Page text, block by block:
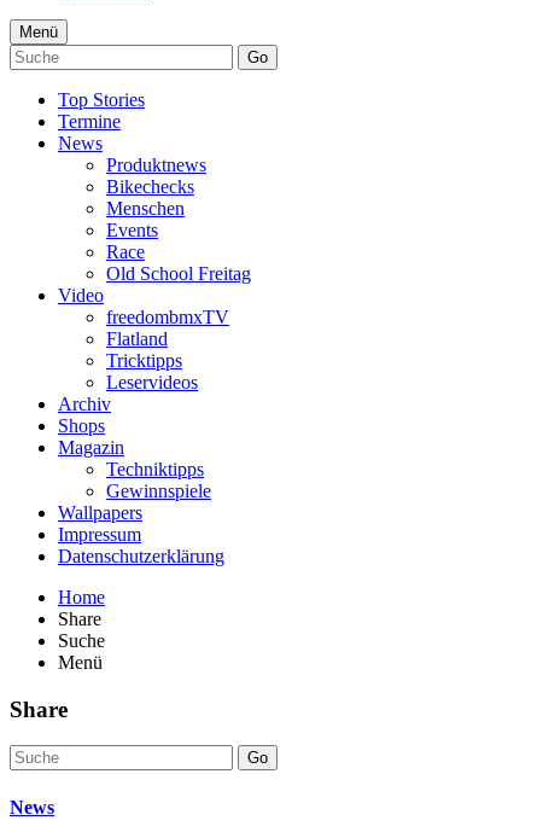
Menü
Go
Top Stories
Termine
News
Produktnews
Bikechecks
Menschen
Events
Race
Old School Freitag
Video
freedombmxTV
Flatland
Tricktipps
Leservideos
Archiv
Shops
Magazin
Techniktipps
Gewinnspiele
Wallpapers
Impressum
Datenschutzerklärung
Home
Share
Suche
Menü
Share
Go
News